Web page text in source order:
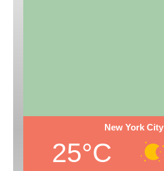
New York City
25°C